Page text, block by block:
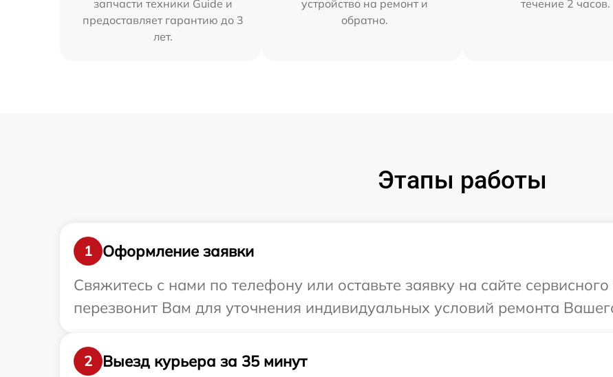
запчасти техники Guide и
предоставляет гарантию до 3
лет.
устройство на ремонт и
обратно.
течение 2 часов.
Этапы работы
1
Оформление заявки
Свяжитесь с нами по телефону или оставьте заявку на сайте
перезвонит Вам для уточнения индивидуальных условий ремонта
2
Выезд курьера за 35 минут